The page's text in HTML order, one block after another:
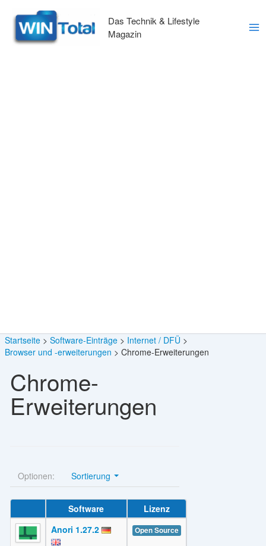
Inhalt
springen
Das Technik & Lifestyle
Magazin
Startseite Software-Einträge
Internet / DFÜ
Browser und -erweiterungen
Chrome-Erweiterungen
Chrome-
Erweiterungen
Optionen: Sortierung
Software
Lizenz
Anori 1.27.2
Open Source